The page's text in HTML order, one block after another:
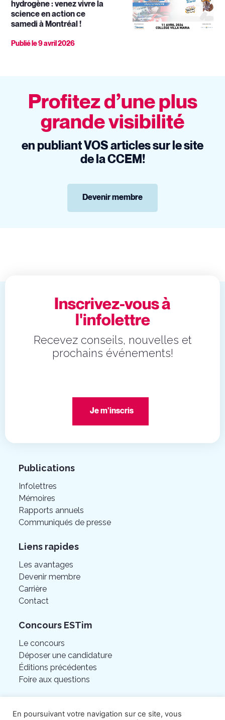
hydrogène : venez vivre la
science en action ce
samedi à Montréal !
Publié le9 avril 2026
Profitez d’une plus
grande visibilité
en publiant VOS articles sur le site
de la CCEM!
Devenir membre
Inscrivez-vous à
l'infolettre
Recevez conseils, nouvelles et
prochains événements!
Je m'inscris
Publications
Infolettres
Mémoires
Rapports annuels
Communiqués de presse
Liens rapides
Les avantages
Devenir membre
Carrière
Contact
Concours ESTim
Le concours
Déposer une candidature
Éditions précédentes
Foire aux questions
En poursuivant votre navigation sur ce site, vous